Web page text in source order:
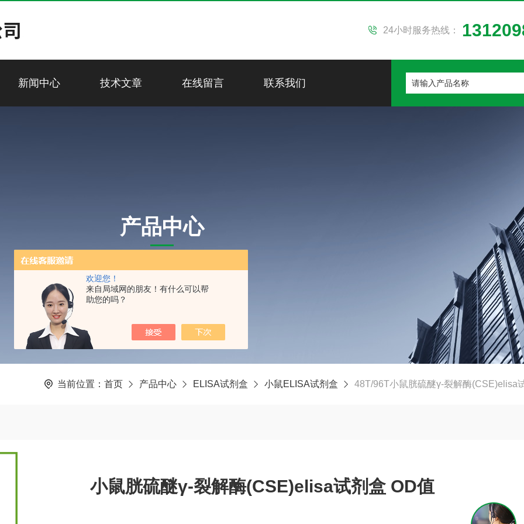
欢迎您！
来自局域网的朋友！有什么可以帮
助您的吗？
24小时服务热线：
新闻中心 技术文章 在线留言 联系我们
产品中心
当前位置： 首页 产品中心 ELISA试剂盒 小鼠ELISA试剂盒 48T/96T小鼠胱硫醚γ-裂解酶(CSE)elisa
小鼠胱硫醚γ-裂解酶(CSE)elisa试剂盒 OD值